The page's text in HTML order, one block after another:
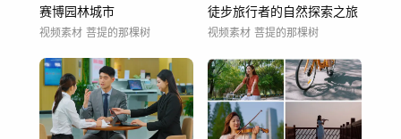
赛博园林城市
视频素材 菩提的那棵树
徒步旅行者的自然探索之旅
视频素材 菩提的那棵树